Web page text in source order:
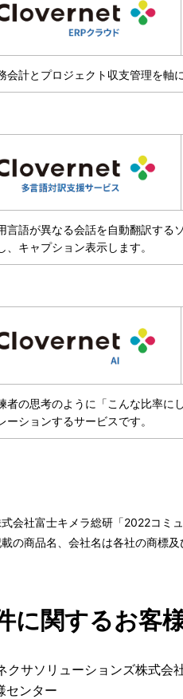
会計とプロジェクト収支管理を軸
言語が異なる会話を自動翻訳する
、キャプション表示します。
者の思考のように「こんな比率に
ーションするサービスです。
会社富士キメラ総研「2022コミ
の商品名、会社名は各社の商標及
に関するお客
クサソリューションズ株式会
センター